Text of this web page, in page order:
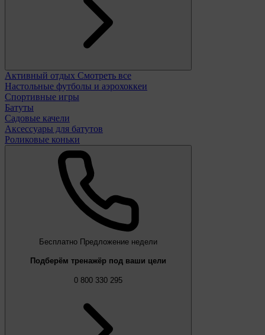
Активный отдых Смотреть все
Настольные футболы и аэрохоккеи
Спортивные игры
Батуты
Садовые качели
Аксессуары для батутов
Роликовые коньки
Бесплатно Предложение недели
Подберём тренажёр под ваши цели
0 800 330 295